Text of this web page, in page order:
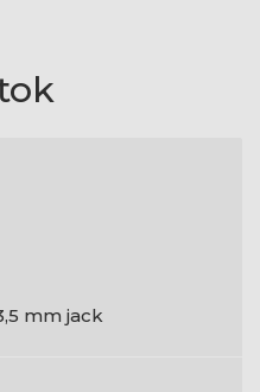
mm jack